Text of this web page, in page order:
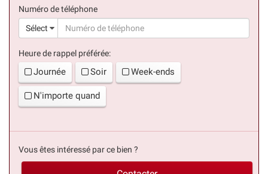
Numéro de téléphone
Sélect
Heure de rappel préférée:
Journée Soir Week-ends
N'importe quand
Vous êtes intéressé par ce bien ?